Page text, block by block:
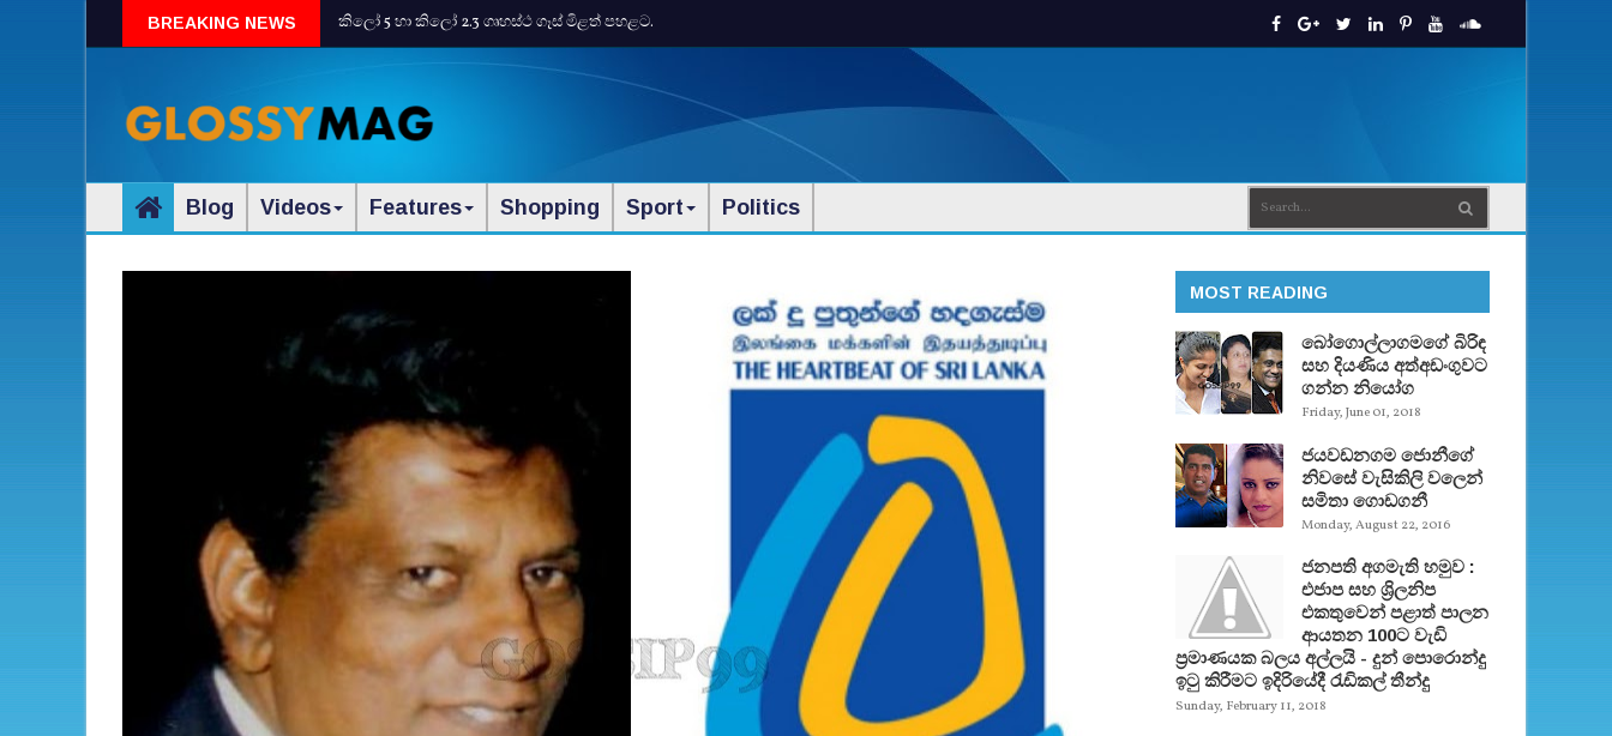
BREAKING NEWS කිලෝ 5 හා කිලෝ 2.3 ගෘහස්ථ ගෑස් මිළත් පහළට.
Blog Videos Features Shopping Sport Politics
MOST READING
බෝගොල්ලාගමගේ බිරිඳ
සහ දියණිය අත්අඩංගුවට
ගන්න නියෝග
Friday, June 01, 2018
ජයවඩනගම ජොනීගේ
නිවසේ වැසිකිලි වලෙන්
සමිතා ගොඩගනී
Monday, August 22, 2016
ජනපති අගමැති හමුව :
එජාප සහ ශ්‍රිලනිප
එකතුවෙන් පළාත් පාලන
ආයතන 100ට වැඩි
ප්‍රමාණයක බලය අල්ලයි - දුන් පොරොන්දු
ඉටු කිරීමට ඉදිරියේදී රැඩිකල් තීන්දු
Sunday, February 11, 2018